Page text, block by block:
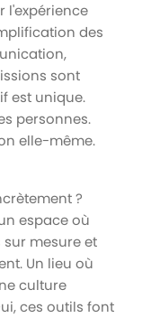
l'expérience
des
sont
est unique.
personnes.
elle-même.
?
espace où
mesure et
Un lieu où
culture
ces outils font